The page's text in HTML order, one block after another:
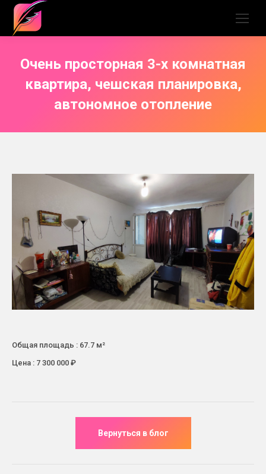
Очень просторная 3-х комнатная
квартира, чешская планировка,
автономное отопление
Общая площадь : 67.7 м²
Цена : 7 300 000 ₽